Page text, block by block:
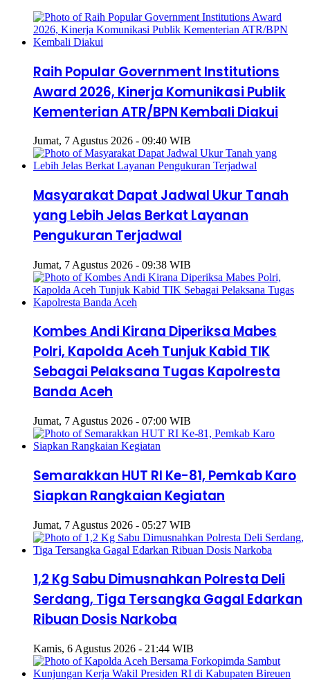
Raih Popular Government Institutions
Award 2026, Kinerja Komunikasi Publik
Kementerian ATR/BPN Kembali Diakui
Jumat, 7 Agustus 2026 - 09:40 WIB
Masyarakat Dapat Jadwal Ukur Tanah
yang Lebih Jelas Berkat Layanan
Pengukuran Terjadwal
Jumat, 7 Agustus 2026 - 09:38 WIB
Kombes Andi Kirana Diperiksa Mabes
Polri, Kapolda Aceh Tunjuk Kabid TIK
Sebagai Pelaksana Tugas Kapolresta
Banda Aceh
Jumat, 7 Agustus 2026 - 07:00 WIB
Semarakkan HUT RI Ke-81, Pemkab Karo
Siapkan Rangkaian Kegiatan
Jumat, 7 Agustus 2026 - 05:27 WIB
1,2 Kg Sabu Dimusnahkan Polresta Deli
Serdang, Tiga Tersangka Gagal Edarkan
Ribuan Dosis Narkoba
Kamis, 6 Agustus 2026 - 21:44 WIB